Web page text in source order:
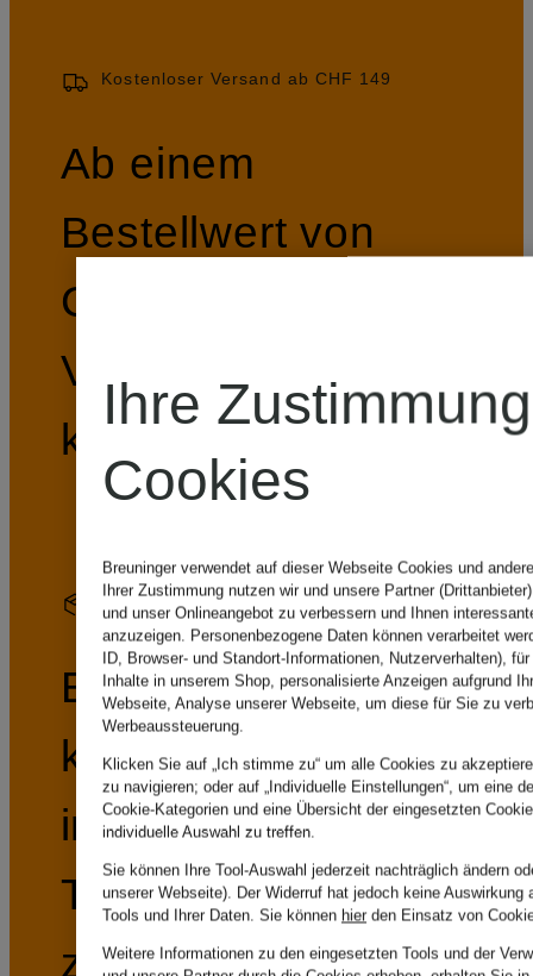
Kostenloser Versand ab CHF 149
Ab einem
Bestellwert von
CHF 149 ist der
Versand immer
kostenlos.
30 Tage kostenlose Rückgabe
Bestellungen
können Sie
innerhalb von 30
Tagen kostenlos
zurückschicken.
Ihre
Cookies
Breuninger verwendet auf dieser Webseite Cookies und
Ihrer Zustimmung nutzen wir und unsere Partner
und unser Onlineangebot zu verbessern und Ihnen
anzuzeigen. Personenbezogene Daten können verarbeitet
ID, Browser- und Standort-Informationen, Nutzerverhalten),
Inhalte in unserem Shop, personalisierte Anzeigen aufgrund
Webseite, Analyse unserer Webseite, um diese für Sie zu
Werbeaussteuerung.
Klicken Sie auf „Ich stimme zu“ um alle Cookies zu
zu navigieren; oder auf „Individuelle Einstellungen“, um eine
Cookie-Kategorien und eine Übersicht der eingesetzten
individuelle Auswahl zu treffen.
Sie können Ihre Tool-Auswahl jederzeit nachträglich ändern
unserer Webseite). Der Widerruf hat jedoch keine Auswirkung
Tools und Ihrer Daten. Sie können hier den Einsatz von
Weitere Informationen zu den eingesetzten Tools und der